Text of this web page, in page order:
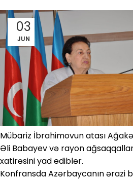
03
JUN
Mübariz İbrahimovun atası
Əli Babayev və rayon
xatirəsini yad ediblər.
Konfransda Azərbaycanın ərazi